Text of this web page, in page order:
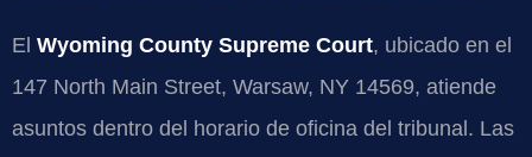
El Wyoming County Supreme Court, ubicado en el
147 North Main Street, Warsaw, NY 14569, atiende
asuntos dentro del horario de oficina del tribunal. Las